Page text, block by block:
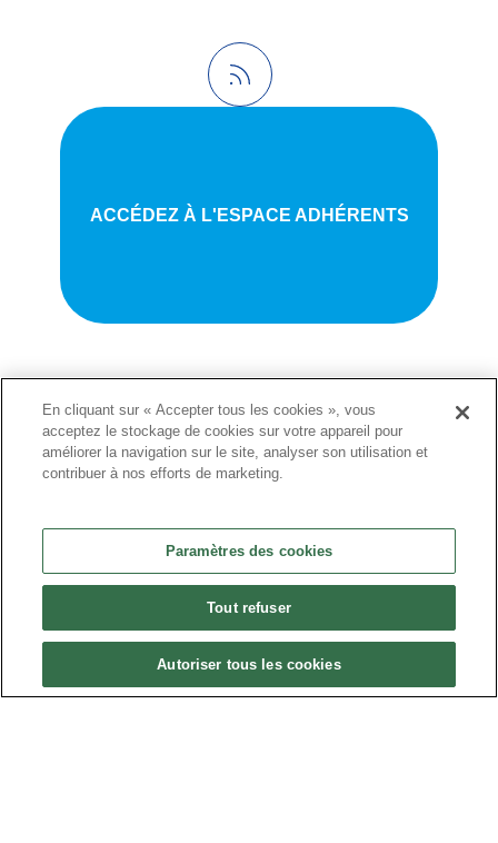
ACCÉDEZ À L'ESPACE ADHÉRENTS
Plan du site
•
Liens utiles
Politique de confidentialité
Paramètres des cookies
En cliquant sur « Accepter tous les cookies », vous
acceptez le stockage de cookies sur votre appareil pour
améliorer la navigation sur le site, analyser son utilisation et
contribuer à nos efforts de marketing.
Paramètres des cookies
Tout refuser
Autoriser tous les cookies